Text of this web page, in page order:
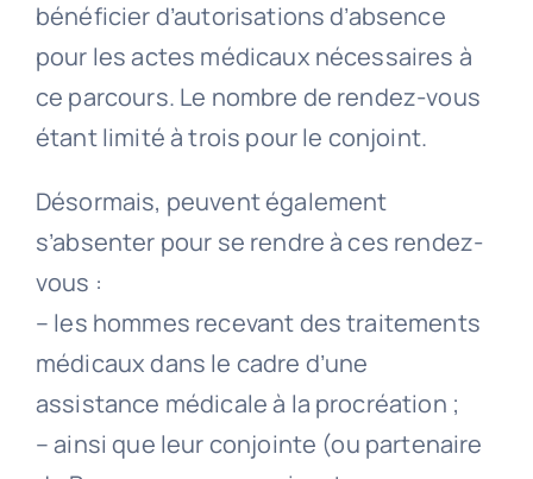
bénéficier d’autorisations d’absence
pour les actes médicaux nécessaires à
ce parcours. Le nombre de rendez-vous
étant limité à trois pour le conjoint.
Désormais, peuvent également
s’absenter pour se rendre à ces rendez-
vous :
– les hommes recevant des traitements
médicaux dans le cadre d’une
assistance médicale à la procréation ;
– ainsi que leur conjointe (ou partenaire